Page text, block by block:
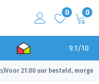
0 0
9.1/10
✓ Voor 21:00 uur besteld, morgen